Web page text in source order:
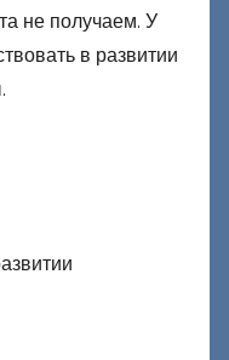
не получаем. У
в развитии